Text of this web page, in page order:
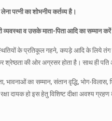
पत्नी का शोभनीय कर्तव्य है।
व उसके माता-पिता आदि का सम्मान
के प्रतिकूल गहने, कपड़े आदि के लिये
श्रेष्ठता की ओर अग्रसर होता है। साथ ही
भावनाओं का सम्मान, संतान वृद्धि, भोग-
दायक हो इस हेतु विशिष्ट दीक्षा अवश्य